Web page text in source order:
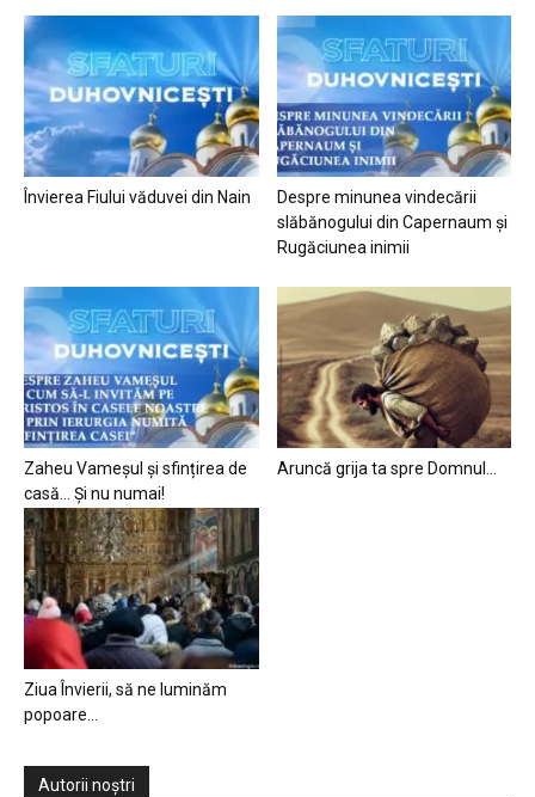
Învierea Fiului văduvei din Nain
Despre minunea vindecării
slăbănogului din Capernaum și
Rugăciunea inimii
Zaheu Vameșul și sfințirea de
casă… Și nu numai!
Aruncă grija ta spre Domnul…
Ziua Învierii, să ne luminăm
popoare…
Autorii noștri